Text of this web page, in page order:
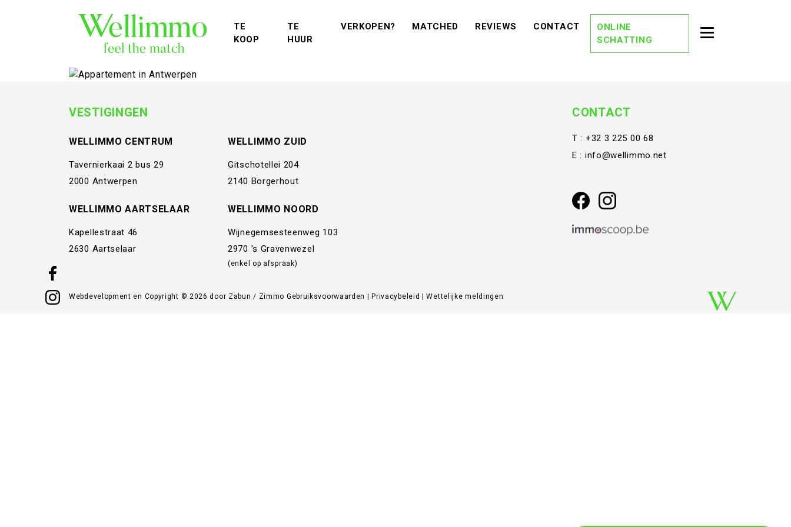
TE
KOOP (TE KOOP)
TE
HUUR
VERKOPEN? (VERKOPEN?)
MATCHED (MATCHED)
REVIEWS (REVIEWS)
CONTACT(CONTACT)
ONLINE
SCHATTING
OVER ONS(OVER ONS)
VACATURES
STAY TUNED
Toggle second
VESTIGINGEN
WELLIMMO CENTRUM
Tavernierkaai 2 bus 29
2000 Antwerpen
WELLIMMO ZUID
Gitschotellei 204
2140 Borgerhout
WELLIMMO AARTSELAAR
Kapellestraat 46
2630 Aartselaar
WELLIMMO NOORD
Wijnegemsesteenweg 103
2970 's Gravenwezel
(enkel op afspraak)
CONTACT
T : +32 3 225 00 68
E : info@wellimmo.net
Webdevelopment en Copyright © 2026 door Zabun / Zimmo Gebruiksvoorwaarden |Privacybeleid|Wettelijke meldingen